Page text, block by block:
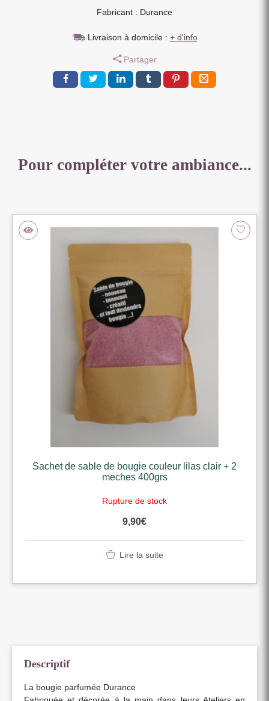
Fabricant : Durance
Livraison à domicile : + d'info
Partager
Pour compléter votre ambiance...
Sachet de sable de bougie couleur lilas clair + 2
meches 400grs
Rupture de stock
9,90€
Lire la suite
Descriptif
La bougie parfumée Durance